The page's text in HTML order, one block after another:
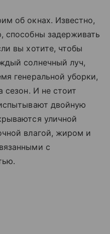
об окнах. Известно,
способны задерживать
вы хотите, чтобы
солнечный луч,
генеральной уборки,
сезон. И не стоит
двойную
уличной
влагой, жиром и
с